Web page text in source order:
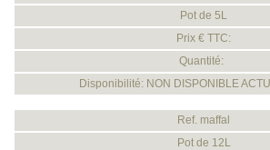
Pot de 5L
Prix € TTC:
Quantité:
Disponibilité: NON DISPONIBLE
Ref. maffal
Pot de 12L